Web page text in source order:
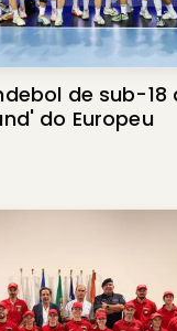
de sub-
do Europeu